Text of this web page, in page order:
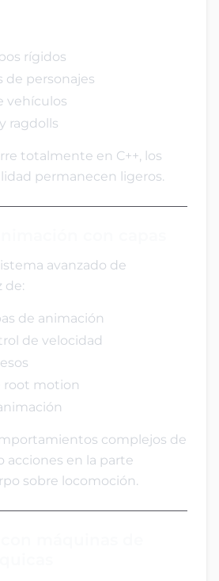
rígidos
de personajes
vehículos
ragdolls
totalmente en C++, los
permanecen ligeros.
avanzado de
de:
de animación
de velocidad
root motion
complejos de
acciones en la parte
sobre locomoción.